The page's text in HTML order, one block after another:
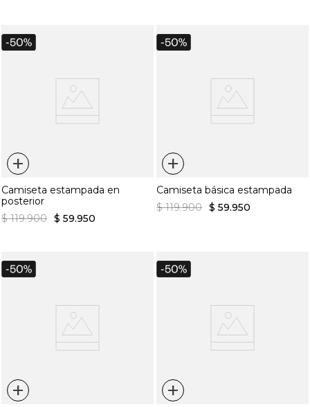
+
Camiseta estampada en
posterior
$ 119.900 $ 59.950
+
Camiseta básica estampada
$ 119.900 $ 59.950
+ +